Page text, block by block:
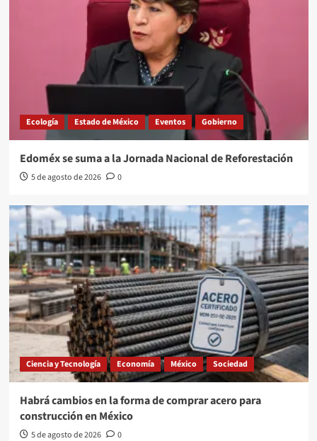
Ecología Estado de México Eventos Gobierno
Edoméx se suma a la Jornada Nacional de Reforestación
5 de agosto de 2026 0
Ciencia y Tecnología Economía México Sociedad
Habrá cambios en la forma de comprar acero para
construcción en México
5 de agosto de 2026 0